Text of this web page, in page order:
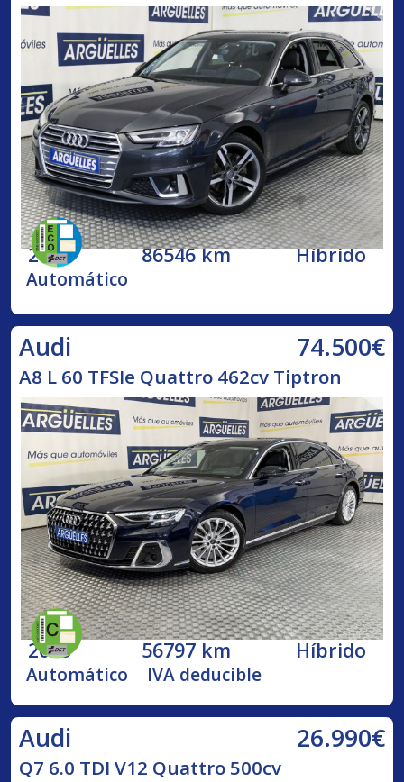
2020 86546 km Híbrido
Automático
Audi 74.500€
A8 L 60 TFSIe Quattro 462cv Tiptron
2023 56797 km Híbrido
Automático IVA deducible
Audi 26.990€
Q7 6.0 TDI V12 Quattro 500cv